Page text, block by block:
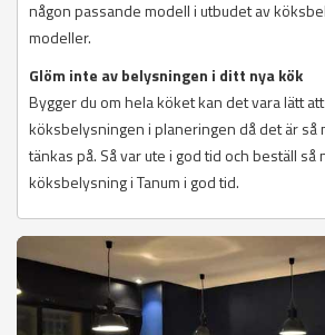
någon passande modell i utbudet av
modeller.
Glöm inte av belysningen i ditt nya kök
Bygger du om hela köket kan det vara lätt
köksbelysningen i planeringen då det är så
tänkas på. Så var ute i god tid och beställ så
köksbelysning i Tanum i god tid.